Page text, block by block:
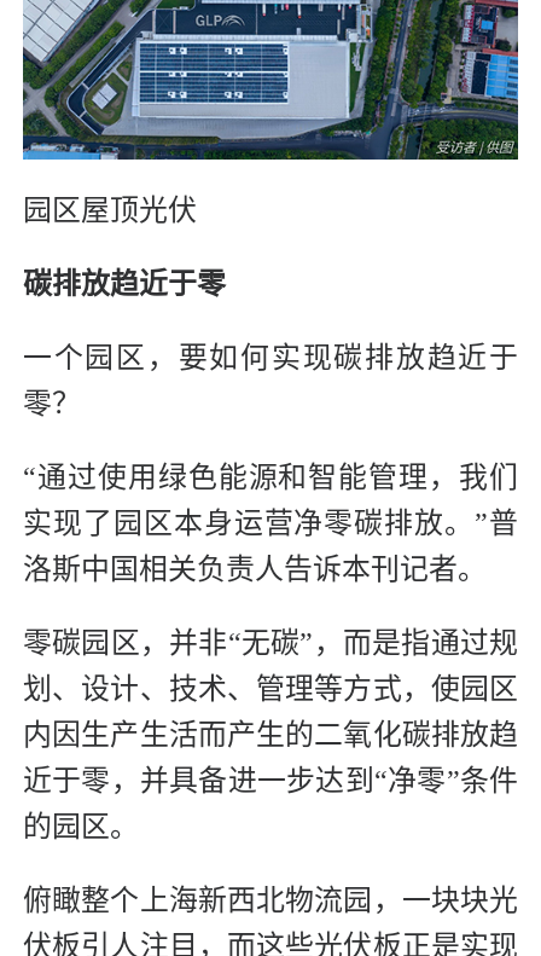
园区屋顶光伏
碳排放趋近于零
一个园区，要如何实现碳排放趋近于
零？
“通过使用绿色能源和智能管理，我们
实现了园区本身运营净零碳排放。”普
洛斯中国相关负责人告诉本刊记者。
零碳园区，并非“无碳”，而是指通过规
划、设计、技术、管理等方式，使园区
内因生产生活而产生的二氧化碳排放趋
近于零，并具备进一步达到“净零”条件
的园区。
俯瞰整个上海新西北物流园，一块块光
伏板引人注目，而这些光伏板正是实现